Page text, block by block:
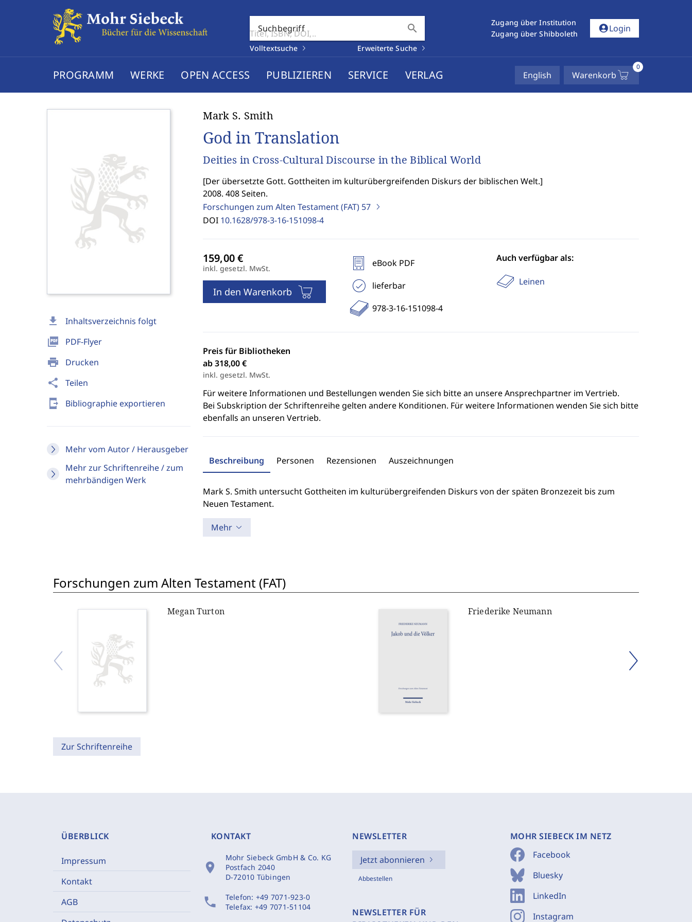
Suchbegriff search
Volltextsuche Erweiterte Suche
Zugang über Institution
Zugang über Shibboleth
account_circleLogin
PROGRAMM WERKE OPEN ACCESS PUBLIZIEREN SERVICE VERLAG English Warenkorb
0
download Inhaltsverzeichnis folgt
picture_as_pdf PDF-Flyer
print Drucken
share Teilen
send_to_mobile Bibliographie exportieren
Mehr vom Autor / Herausgeber
Mehr zur Schriftenreihe / zum
mehrbändigen Werk
Mark S. Smith
God in Translation
Deities in Cross-Cultural Discourse in the Biblical World
[Der übersetzte Gott. Gottheiten im kulturübergreifenden Diskurs der biblischen Welt.]
2008. 408 Seiten.
Forschungen zum Alten Testament (FAT) 57
DOI 10.1628/978-3-16-151098-4
inkl. gesetzl. MwSt.
In den Warenkorb
eBook PDF
lieferbar
978-3-16-151098-4
Auch verfügbar als:
Leinen
Preis für Bibliotheken
ab 318,00 €
inkl. gesetzl. MwSt.
Für weitere Informationen und Bestellungen wenden Sie sich bitte an unsere Ansprechpartner im Vertrieb.
Bei Subskription der Schriftenreihe gelten andere Konditionen. Für weitere Informationen wenden Sie sich bitte
ebenfalls an unseren Vertrieb.
Beschreibung Personen Rezensionen Auszeichnungen
Mark S. Smith untersucht Gottheiten im kulturübergreifenden Diskurs von der späten Bronzezeit bis zum
Neuen Testament.
Mehr
Forschungen zum Alten Testament (FAT)
Megan Turton Friederike Neumann
Zur Schriftenreihe
ÜBERBLICK
Impressum
Kontakt
AGB
KONTAKT
location_on
Mohr Siebeck GmbH & Co. KG
Postfach 2040
D-72010 Tübingen
phone Telefon: +49 7071-923-0
Telefax: +49 7071-51104
NEWSLETTER
Jetzt abonnieren
Abbestellen
NEWSLETTER FÜR
MOHR SIEBECK IM NETZ
Facebook
Bluesky
LinkedIn
Instagram